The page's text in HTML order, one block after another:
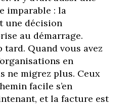
imparable : la
une décision
au démarrage.
tard. Quand vous avez
en
ne migrez plus. Ceux
facile s’en
et la facture est